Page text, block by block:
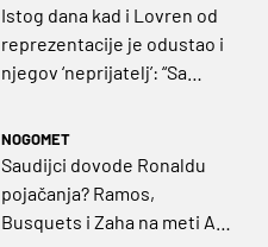
Istog dana kad i Lovren od
reprezentacije je odustao i
njegov ‘neprijatelj’: “Sa
NOGOMET
Saudijci dovode Ronaldu
pojačanja? Ramos,
Busquets i Zaha na meti Al-